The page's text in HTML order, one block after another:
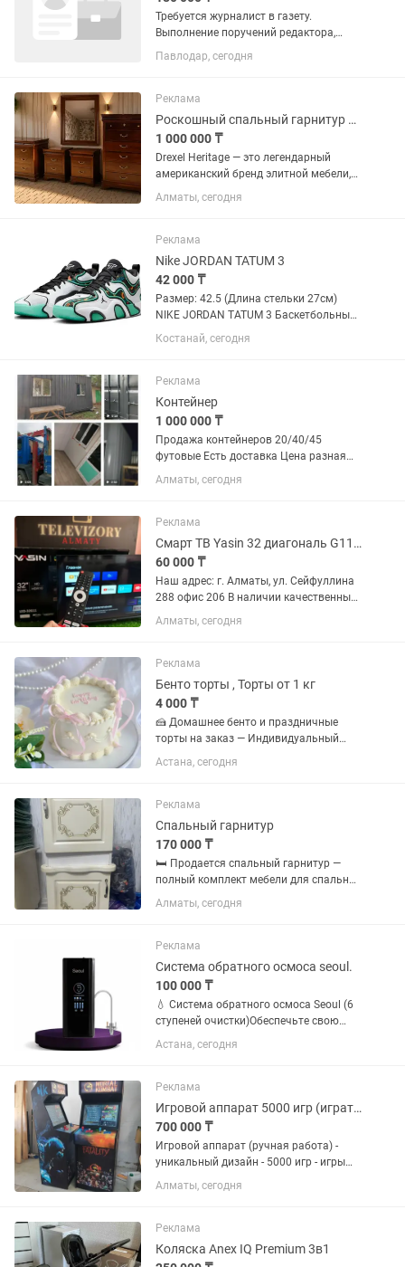
Требуется журналист в газету.
Выполнение поручений редактора,
освещение тем, мероприятий, выезды.
Написание текстов, оперативность,
Павлодар, сегодня
Реклама
Роскошный спальный гарнитур из дерева от Drexel Heritage, США.
1 000 000 ₸
Drexel Heritage — это легендарный
американский бренд элитной мебели,
основанный в 1903 году в Северной
Каролине. Он является эталоном
многовековые традиции ручной...
Алматы, сегодня
Реклама
Nike JORDAN TATUM 3
42 000 ₸
Размер: 42.5 (Длина стельки 27см)
NIKE JORDAN TATUM 3 Баскетбольные
кроссовки созданные для движения и
тряски, обеспечивают плотную
вам доминировать в игре. Звучит...
Костанай, сегодня
Реклама
Контейнер
1 000 000 ₸
Продажа контейнеров 20/40/45
футовые Есть доставка Цена разная
зависимости от размера и дизайна.
Звоните и уточните сумму
Алматы, сегодня
Реклама
Смарт ТВ Yasin 32 диагональ G11 81 см Google TV голосовое управление
60 000 ₸
Наш адрес: г. Алматы, ул. Сейфуллина
288 офис 206 В наличии качественные
телевизоры от бренда Yasin 32” G11
LED-32 2023 Смарт ТВ, Google TV, Dolby
голосовым...
Алматы, сегодня
Реклама
Бенто торты , Торты от 1 кг
4 000 ₸
🍰 Домашнее бенто и праздничные
торты на заказ — Индивидуальный
дизайн — Свежие и вкусные начинки —
Фотографии — мои реальные работы
заказывающих бенто на каждый
месяц...
Астана, сегодня
Реклама
Спальный гарнитур
170 000 ₸
🛏 Продается спальный гарнитур —
полный комплект мебели для спальни
Продаем красивый, удобный и
практичный спальный гарнитур,
Мебель использовалась бережно
около 2...
Алматы, сегодня
Реклама
Система обратного осмоса seoul.
100 000 ₸
💧 Система обратного осмоса Seoul (6
ступеней очистки)Обеспечьте свою
семью кристально чистой и полезной
водой прямо из-под крана! Фильтр
технологий Тайваня и...
Астана, сегодня
Реклама
Игровой аппарат 5000 игр (играть можно вдвоем)
700 000 ₸
Игровой аппарат (ручная работа) -
уникальный дизайн - 5000 игр - игры
Алматы, сегодня
Реклама
Коляска Anex IQ Premium 3в1